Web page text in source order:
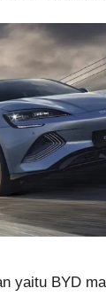
yaitu BYD